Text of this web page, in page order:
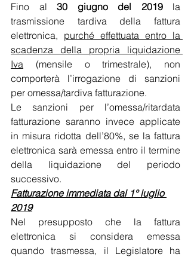
Fino al 30 giugno del 2019 la
trasmissione tardiva della fattura
elettronica, purché effettuata entro la
scadenza della propria liquidazione
Iva (mensile o trimestrale), non
comporterà l’irrogazione di sanzioni
per omessa/tardiva fatturazione.
Le sanzioni per l’omessa/ritardata
fatturazione saranno invece applicate
in misura ridotta dell’80%, se la fattura
elettronica sarà emessa entro il termine
della liquidazione del periodo
successivo.
Fatturazione immediata dal 1° luglio
2019
Nel presupposto che la fattura
elettronica si considera emessa
quando trasmessa, il Legislatore ha